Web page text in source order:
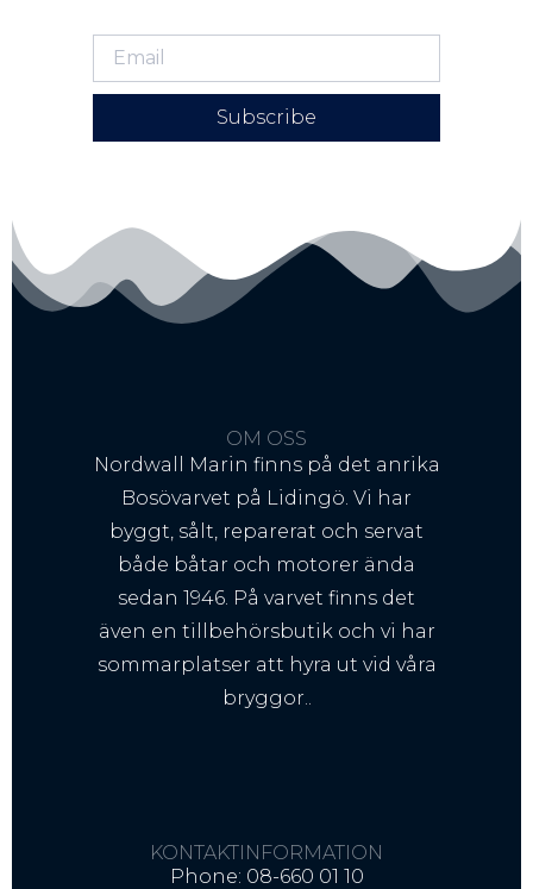
Subscribe
OM OSS
Nordwall Marin finns på det anrika
Bosövarvet på Lidingö. Vi har
byggt, sålt, reparerat och servat
både båtar och motorer ända
sedan 1946. På varvet finns det
även en tillbehörsbutik och vi har
sommarplatser att hyra ut vid våra
bryggor..
KONTAKTINFORMATION
Phone: 08-660 01 10